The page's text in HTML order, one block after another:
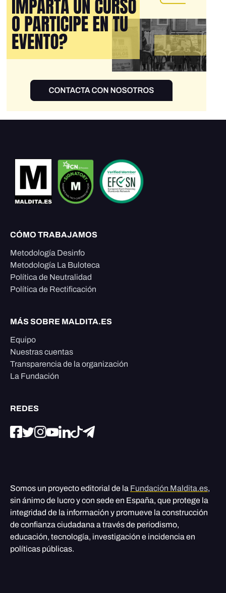
CÓMO TRABAJAMOS
Metodología Desinfo
Metodología La Buloteca
Política de Neutralidad
Política de Rectificación
MÁS SOBRE MALDITA.ES
Equipo
Nuestras cuentas
Transparencia de la organización
La Fundación
REDES
Somos un proyecto editorial de la Fundación Maldita.es,
sin ánimo de lucro y con sede en España, que protege la
integridad de la información y promueve la construcción
de confianza ciudadana a través de periodismo,
educación, tecnología, investigación e incidencia en
políticas públicas.